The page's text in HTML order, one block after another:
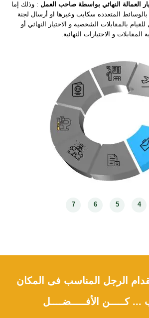
: وذلك إما
المتعدده سكايب وغيرها او أرسال لجنة
بالمقابلات الشخصية و الاختيار النهائي أو
المقابلات و الاختيارات النهائية.
(تختلف الوثائق المطلوبه من دولة الي دولة نذكر
الهندية لصاحب العمل (اسم المستخدم الصادر
روتيني إجباري )
العربية السعودية , صورة كوتة تصريح العمل
الخلجي , المأذونيات لسلطنة عمان .
العمل للقيام بالمقابلات النهائية او المقابلات
الرجل المناسب فى المكان
... كـــــن الأفـــــضــــل